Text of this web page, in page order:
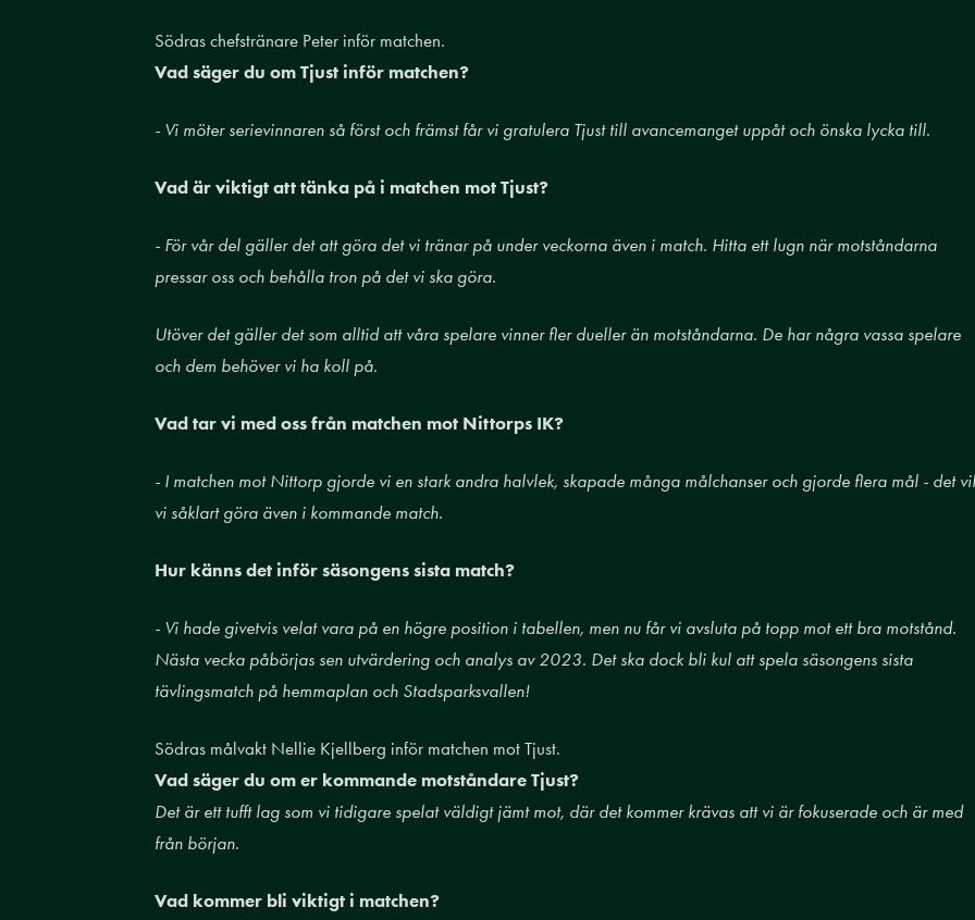
Södras chefstränare Peter inför matchen.
Vad säger du om Tjust inför matchen?
- Vi möter serievinnaren så först och främst får vi gratulera Tjust till avancemanget uppåt och önska lycka till.
Vad är viktigt att tänka på i matchen mot Tjust?
- För vår del gäller det att göra det vi tränar på under veckorna även i match. Hitta ett lugn när motståndarna
pressar oss och behålla tron på det vi ska göra.
Utöver det gäller det som alltid att våra spelare vinner fler dueller än motståndarna. De har några vassa spelare
och dem behöver vi ha koll på.
Vad tar vi med oss från matchen mot Nittorps IK?
- I matchen mot Nittorp gjorde vi en stark andra halvlek, skapade många målchanser och gjorde flera mål - det
vi såklart göra även i kommande match.
Hur känns det inför säsongens sista match?
- Vi hade givetvis velat vara på en högre position i tabellen, men nu får vi avsluta på topp mot ett bra motstånd.
Nästa vecka påbörjas sen utvärdering och analys av 2023. Det ska dock bli kul att spela säsongens sista
tävlingsmatch på hemmaplan och Stadsparksvallen!
Södras målvakt Nellie Kjellberg inför matchen mot Tjust.
Vad säger du om er kommande motståndare Tjust?
Det är ett tufft lag som vi tidigare spelat väldigt jämt mot, där det kommer krävas att vi är fokuserade och är med
från början.
Vad kommer bli viktigt i matchen?